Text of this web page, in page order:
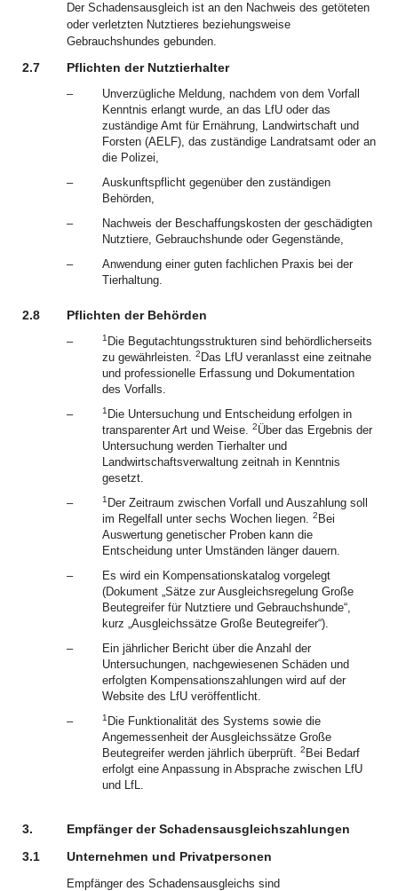
Der Schadensausgleich ist an den Nachweis des getöteten
oder verletzten Nutztieres beziehungsweise
Gebrauchshundes gebunden.
2.7 Pflichten der Nutztierhalter
–
Unverzügliche Meldung, nachdem von dem Vorfall
Kenntnis erlangt wurde, an das LfU oder das
zuständige Amt für Ernährung, Landwirtschaft und
Forsten (AELF), das zuständige Landratsamt oder an
die Polizei,
–
Auskunftspflicht gegenüber den zuständigen
Behörden,
–
Nachweis der Beschaffungskosten der geschädigten
Nutztiere, Gebrauchshunde oder Gegenstände,
–
Anwendung einer guten fachlichen Praxis bei der
Tierhaltung.
2.8 Pflichten der Behörden
– 1 Die Begutachtungsstrukturen sind behördlicherseits
zu gewährleisten. 2 Das LfU veranlasst eine zeitnahe
und professionelle Erfassung und Dokumentation
des Vorfalls.
–
1 Die Untersuchung und Entscheidung erfolgen in
transparenter Art und Weise. 2Über das Ergebnis der
Untersuchung werden Tierhalter und
Landwirtschaftsverwaltung zeitnah in Kenntnis
gesetzt.
–
1 Der Zeitraum zwischen Vorfall und Auszahlung soll
im Regelfall unter sechs Wochen liegen. 2 Bei
Auswertung genetischer Proben kann die
Entscheidung unter Umständen länger dauern.
–
Es wird ein Kompensationskatalog vorgelegt
(Dokument „Sätze zur Ausgleichsregelung Große
Beutegreifer für Nutztiere und Gebrauchshunde“,
kurz „Ausgleichssätze Große Beutegreifer“).
–
Ein jährlicher Bericht über die Anzahl der
Untersuchungen, nachgewiesenen Schäden und
erfolgten Kompensationszahlungen wird auf der
Website des LfU veröffentlicht.
–
1 Die Funktionalität des Systems sowie die
Angemessenheit der Ausgleichssätze Große
Beutegreifer werden jährlich überprüft. 2 Bei Bedarf
erfolgt eine Anpassung in Absprache zwischen LfU
und LfL.
3.
Empfänger der Schadensausgleichszahlungen
3.1
Unternehmen und Privatpersonen
Empfänger des Schadensausgleichs sind